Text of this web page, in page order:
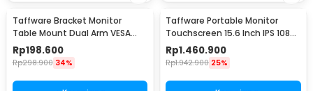
Taffware Bracket Monitor
Table Mount Dual Arm VESA
100x100 13-27 Inch - KMT-2
Rp198.600
Rp298.900 34%
Taffware Portable Monitor
Touchscreen 15.6 Inch IPS 1080P
60Hz Type C - 1560MTS
Rp1.460.900
Rp1.942.900 25%